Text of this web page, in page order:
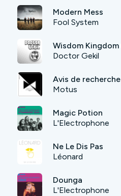
Modern Mess
Fool System
Doctor Gekil
Avis de recherche
Motus
Magic Potion
L'Electrophone
Ne Le Dis Pas
Léonard
Dounga
L'Electrophone